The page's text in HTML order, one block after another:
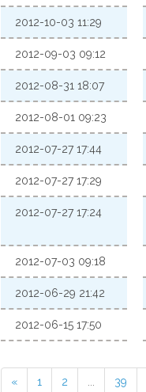
2012-10-03 11:29
2012-09-03 09:12
2012-08-31 18:07
2012-08-01 09:23
2012-07-27 17:44
2012-07-27 17:29
2012-07-27 17:24
2012-07-03 09:18
2012-06-29 21:42
2012-06-15 17:50
« 1 2 39